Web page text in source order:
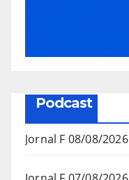
Podcast
Jornal F 08/08/2026